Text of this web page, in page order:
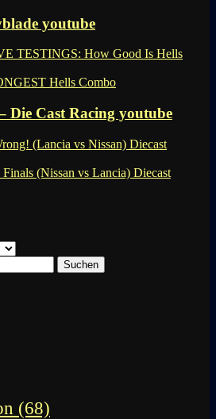
youtube
TESTINGS: How Good Is Hells
Hells Combo
Die Cast Racing youtube
(Lancia vs Nissan) Diecast
(Nissan vs Lancia) Diecast
(68)